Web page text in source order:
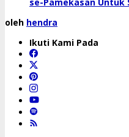
oleh hendra
Ikuti Kami Pada